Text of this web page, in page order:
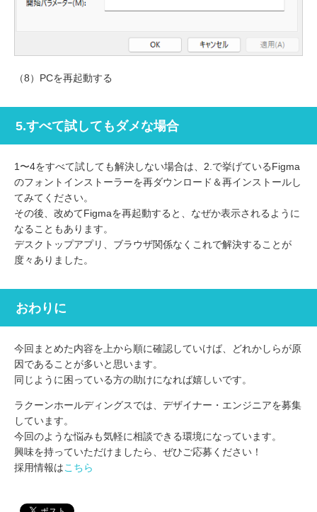
（8）PCを再起動する
5.すべて試してもダメな場合
1〜4をすべて試しても解決しない場合は、2.で挙げているFigma
のフォントインストーラーを再ダウンロード＆再インストールし
てみてください。
その後、改めてFigmaを再起動すると、なぜか表示されるように
なることもあります。
デスクトップアプリ、ブラウザ関係なくこれで解決することが
度々ありました。
おわりに
今回まとめた内容を上から順に確認していけば、どれかしらが原
因であることが多いと思います。
同じように困っている方の助けになれば嬉しいです。
ラクーンホールディングスでは、デザイナー・エンジニアを募集
しています。
今回のような悩みも気軽に相談できる環境になっています。
興味を持っていただけましたら、ぜひご応募ください！
採用情報はこちら